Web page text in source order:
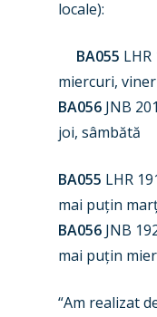
locale):
BA055 LHR
miercuri,
BA056 JNB
joi, sâmbătă
BA055 LHR
mai puțin
BA056 JNB
mai puțin
“Am realizat